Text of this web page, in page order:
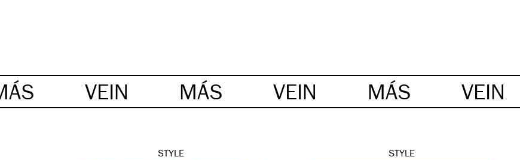
VEIN MÁS VEIN MÁS VEIN
STYLE STYLE